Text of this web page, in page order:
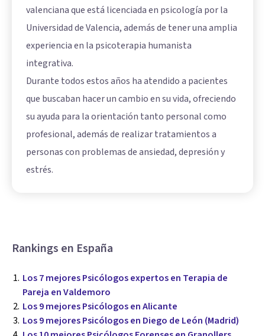
valenciana que está licenciada en psicología por la
Universidad de Valencia, además de tener una amplia
experiencia en la psicoterapia humanista
integrativa.
Durante todos estos años ha atendido a pacientes
que buscaban hacer un cambio en su vida, ofreciendo
su ayuda para la orientación tanto personal como
profesional, además de realizar tratamientos a
personas con problemas de ansiedad, depresión y
estrés.
Rankings en España
Los 7 mejores Psicólogos expertos en Terapia de
Pareja en Valdemoro
Los 9 mejores Psicólogos en Alicante
Los 9 mejores Psicólogos en Diego de León (Madrid)